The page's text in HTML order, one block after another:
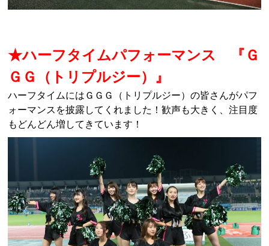
★ハーフタイムパフォーマンス 『Ｇ
ＧＧ（トリプルジー）』
ハーフタイムにはＧＧＧ（トリプルジー）の皆さんがパフ
ォーマンスを披露してくれました！歓声も大きく、注目度
もどんどん増してきています！